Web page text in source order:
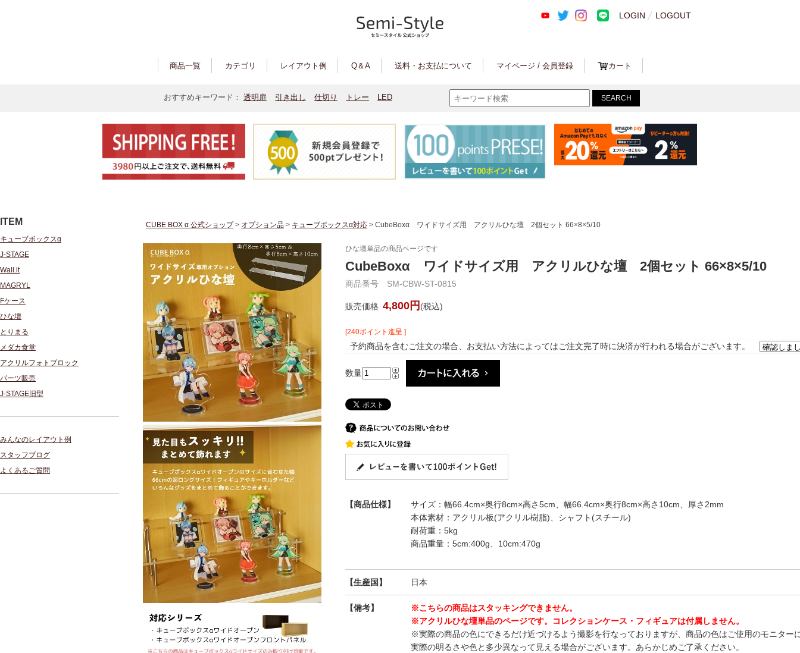
LOGIN LOGOUT
商品一覧 カテゴリ レイアウト例 Q＆A 送料・お支払について マイページ / 会員登録 カート
おすすめキーワード： 透明扉 引き出し 仕切り トレー LED
ITEM
キューブボックスα
J-STAGE
Wall.it
MAGRYL
Fケース
ひな壇
とりまる
メダカ食堂
アクリルフォトブロック
パーツ販売
J-STAGE旧型
みんなのレイアウト例
スタッフブログ
よくあるご質問
CUBE BOX α 公式ショップ> オプション品 > キューブボックスα対応 > CubeBoxα ワイドサイズ用 アクリルひな壇 2個セット 66×8×5/10
ひな壇単品の商品ページです
CubeBoxα ワイドサイズ用 アクリルひな壇 2個セット 66×8×5/10
商品番号 SM-CBW-ST-0815
販売価格 4,800円 (税込)
[240ポイント進呈 ]
予約商品を含むご注文の場合、お支払い方法によってはご注文完了時に決済が行われる場合がございます。
数量
【商品仕様】
サイズ：幅66.4cm×奥行8cm×高さ5cm、幅66.4cm×奥行8cm×高さ10cm、厚さ2mm
本体素材：アクリル板(アクリル樹脂)、シャフト(スチール)
耐荷重：5kg
商品重量：5cm:400g、10cm:470g
【生産国】 日本
【備考】
※こちらの商品はスタッキングできません。
※アクリルひな壇単品のページです。コレクションケース・フィギュアは付属しません。
※実際の商品の色にできるだけ近づけるよう撮影を行なっておりますが、商品の色はご使用のモニター
実際の明るさや色と多少異なって見える場合がございます。あらかじめご了承ください。